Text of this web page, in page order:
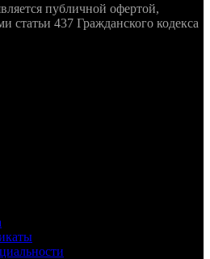
публичной офертой,
статьи 437 Гражданского кодекса